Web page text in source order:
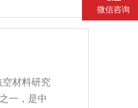
材料研究
，是中
微信咨询